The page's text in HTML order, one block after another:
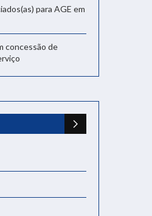
para AGE em
concessão de